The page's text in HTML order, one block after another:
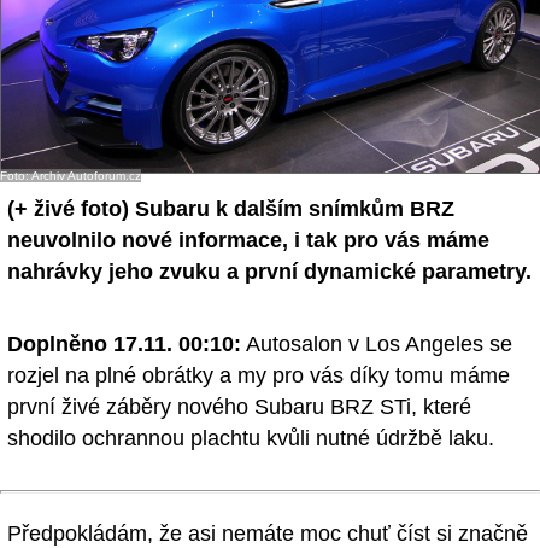
Foto: Archiv Autoforum.cz
(+ živé foto) Subaru k dalším snímkům BRZ
neuvolnilo nové informace, i tak pro vás máme
nahrávky jeho zvuku a první dynamické parametry.
Doplněno 17.11. 00:10: Autosalon v Los Angeles se
rozjel na plné obrátky a my pro vás díky tomu máme
první živé záběry nového Subaru BRZ STi, které
shodilo ochrannou plachtu kvůli nutné údržbě laku.
Předpokládám, že asi nemáte moc chuť číst si značně